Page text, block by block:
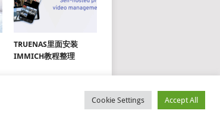
TRUENAS里面安装
IMMICH教程整理
PRIVACY POLICY
Cookie Settings Accept All